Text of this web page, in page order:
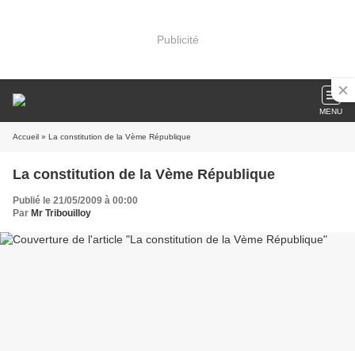
Publicité
MENU
Accueil » La constitution de la Vème République
La constitution de la Vème République
Publié le 21/05/2009 à 00:00
Par Mr Tribouilloy